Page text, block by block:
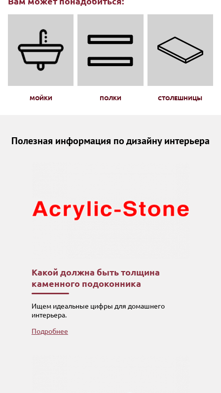
МОЙКИ ПОЛКИ СТОЛЕШНИЦЫ
Полезная информация по дизайну интерьера
Какой должна быть толщина
каменного подоконника
Ищем идеальные цифры для домашнего
интерьера.
Подробнее